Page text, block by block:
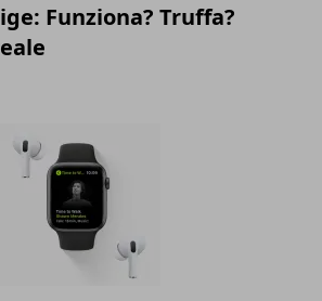
Funziona? Truffa?